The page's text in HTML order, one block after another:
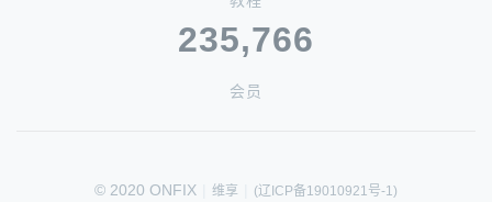
235,766
会员
© 2020 ONFIX 维享 (辽ICP备19010921号-1)